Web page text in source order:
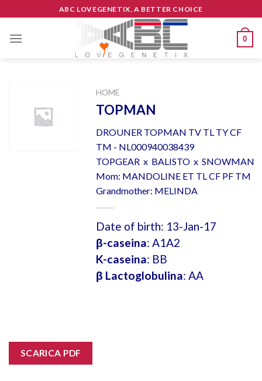
to
content
ABC LOVEGENETIX, A BETTER CHOICE
0
HOME
TOPMAN
DROUNER TOPMAN TV TL TY CF
TM - NL000940038439
TOPGEAR x BALISTO x SNOWMAN
Mom: MANDOLINE ET TL CF PF TM
Grandmother: MELINDA
Date of birth: 13-Jan-17
β-caseina: A1A2
K-caseina: BB
β Lactoglobulina: AA
SCARICA PDF